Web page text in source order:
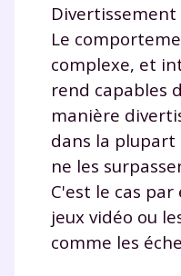
Divertissement
Le
complexe, et
rend capables
manière
dans la plupart
ne les
C'est le cas
jeux vidéo ou
comme les